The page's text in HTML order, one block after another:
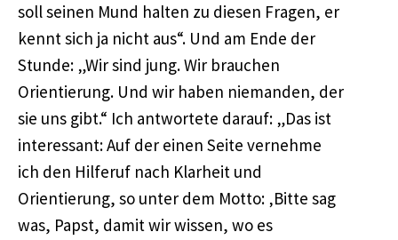
soll seinen Mund halten zu diesen Fragen, er
kennt sich ja nicht aus“. Und am Ende der
Stunde: „Wir sind jung. Wir brauchen
Orientierung. Und wir haben niemanden, der
sie uns gibt.“ Ich antwortete darauf: „Das ist
interessant: Auf der einen Seite vernehme
ich den Hilferuf nach Klarheit und
Orientierung, so unter dem Motto: ‚Bitte sag
was, Papst, damit wir wissen, wo es